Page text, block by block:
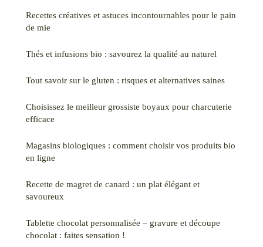
Recettes créatives et astuces incontournables pour le pain
de mie
Thés et infusions bio : savourez la qualité au naturel
Tout savoir sur le gluten : risques et alternatives saines
Choisissez le meilleur grossiste boyaux pour charcuterie
efficace
Magasins biologiques : comment choisir vos produits bio
en ligne
Recette de magret de canard : un plat élégant et
savoureux
Tablette chocolat personnalisée – gravure et découpe
chocolat : faites sensation !